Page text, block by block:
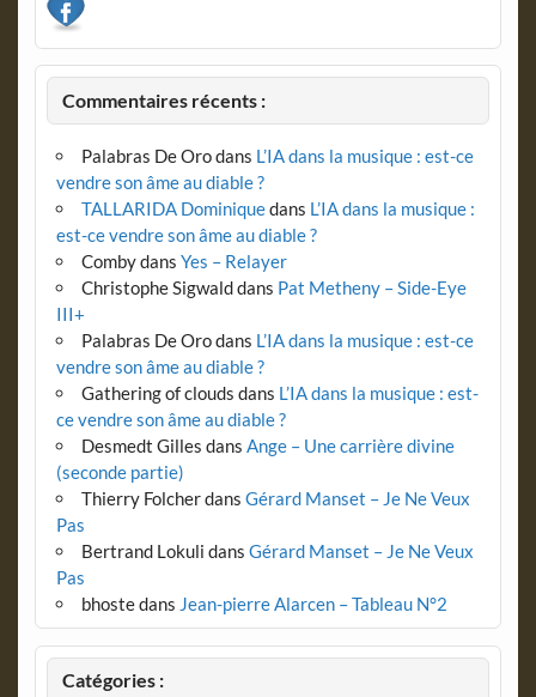
Commentaires récents :
Palabras De Orodans L’IA dans la musique : est-ce
vendre son âme au diable ?
TALLARIDA Dominiquedans L’IA dans la musique :
est-ce vendre son âme au diable ?
Combydans Yes – Relayer
Christophe Sigwalddans Pat Metheny – Side-Eye
III+
Palabras De Orodans L’IA dans la musique : est-ce
vendre son âme au diable ?
Gathering of clouds dans L’IA dans la musique : est-
ce vendre son âme au diable ?
Desmedt Gilles dans Ange – Une carrière divine
(seconde partie)
Thierry Folcherdans Gérard Manset – Je Ne Veux
Pas
Bertrand Lokuli dans Gérard Manset – Je Ne Veux
Pas
bhostedans Jean-pierre Alarcen – Tableau N°2
Catégories :